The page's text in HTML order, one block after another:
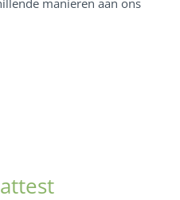
manieren aan ons